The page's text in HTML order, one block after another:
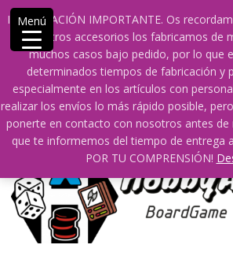
INFORMACIÓN IMPORTANTE. Os
de nuestros accesorios los fabricamos de
muchos casos bajo pedido, por lo que
determinados tiempos de fabricación y
especialmente en los artículos con
realizar los envíos lo más rápido posible,
ponerte en contacto con nosotros antes de
que te informemos del tiempo de entrega
POR TU COMPRENSIÓN!
Saltar
contenido
609241475 SOLO DE 10:00 a 14:00
San Fernando de Henares
0 0
Menú